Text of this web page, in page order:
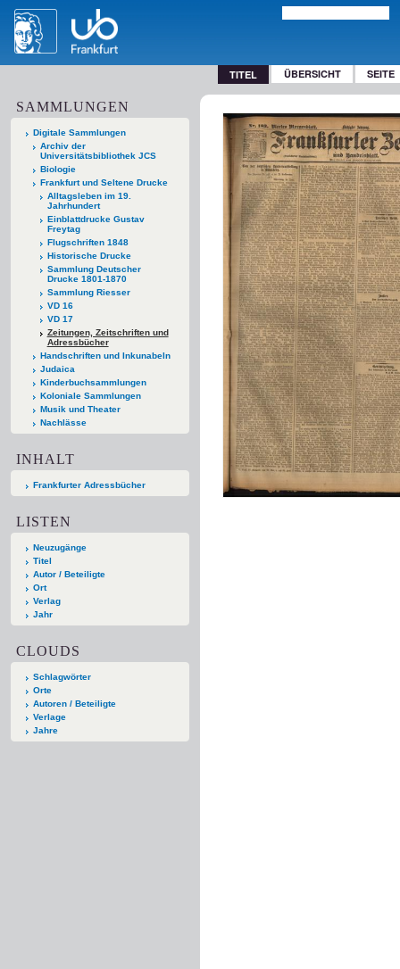
TITEL ÜBERSICHT SEITE
SAMMLUNGEN
Digitale Sammlungen
Archiv der
Universitätsbibliothek JCS
Biologie
Frankfurt und Seltene Drucke
Alltagsleben im 19.
Jahrhundert
Einblattdrucke Gustav
Freytag
Flugschriften 1848
Historische Drucke
Sammlung Deutscher
Drucke 1801-1870
Sammlung Riesser
VD 16
VD 17
Zeitungen, Zeitschriften und
Adressbücher
Handschriften und Inkunabeln
Judaica
Kinderbuchsammlungen
Koloniale Sammlungen
Musik und Theater
Nachlässe
INHALT
Frankfurter Adressbücher
LISTEN
Neuzugänge
Titel
Autor / Beteiligte
Ort
Verlag
Jahr
CLOUDS
Schlagwörter
Orte
Autoren / Beteiligte
Verlage
Jahre